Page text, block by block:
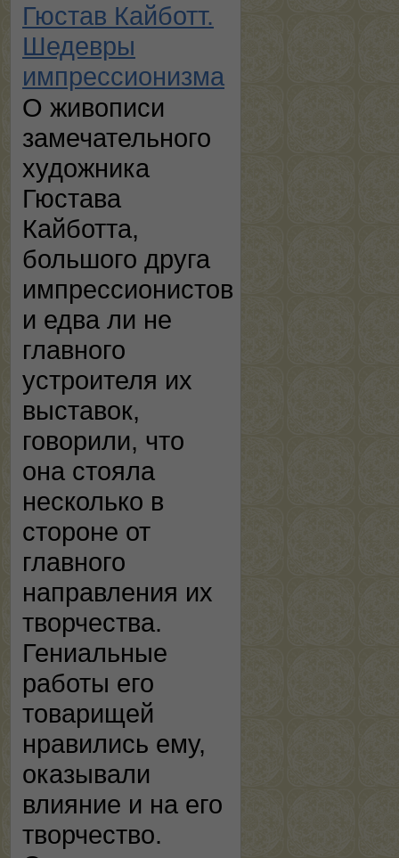
Гюстав Кайботт.
Шедевры
импрессионизма
О живописи
замечательного
художника
Гюстава
Кайботта,
большого друга
импрессионистов
и едва ли не
главного
устроителя их
выставок,
говорили, что
она стояла
несколько в
стороне от
главного
направления их
творчества.
Гениальные
работы его
товарищей
нравились ему,
оказывали
влияние и на его
творчество.